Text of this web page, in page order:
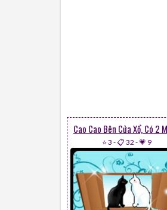
⭐ 3 -📋 32 -💗 9